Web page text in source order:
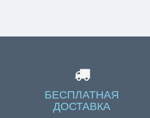
БЕСПЛАТНАЯ
ДОСТАВКА